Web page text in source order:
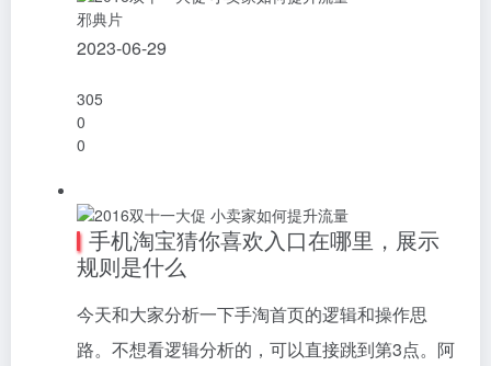
邪典片
2023-06-29
305
0
0
手机淘宝猜你喜欢入口在哪里，展示
规则是什么
今天和大家分析一下手淘首页的逻辑和操作思
路。不想看逻辑分析的，可以直接跳到第3点。阿